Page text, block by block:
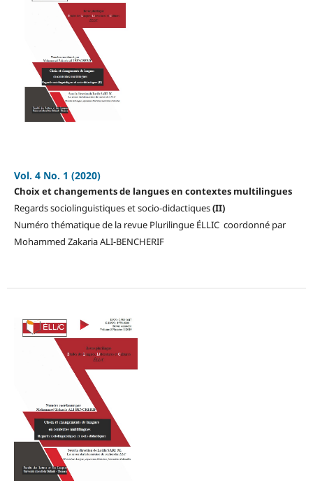
Vol. 4 No. 1 (2020)
Choix et changements de langues en contextes multilingues
Regards sociolinguistiques et socio-didactiques(II)
Numéro thématique de la revue Plurilingue ÉLLIC coordonné par
Mohammed Zakaria ALI-BENCHERIF